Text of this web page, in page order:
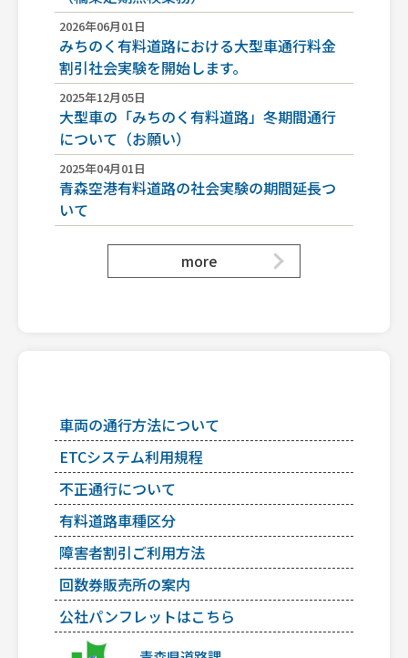
2026年06月01日
みちのく有料道路における大型車通行料金
割引社会実験を開始します。
2025年12月05日
大型車の「みちのく有料道路」冬期間通行
について（お願い）
2025年04月01日
青森空港有料道路の社会実験の期間延長つ
いて
more
車両の通行方法について
ETCシステム利用規程
不正通行について
有料道路車種区分
障害者割引ご利用方法
回数券販売所の案内
公社パンフレットはこちら